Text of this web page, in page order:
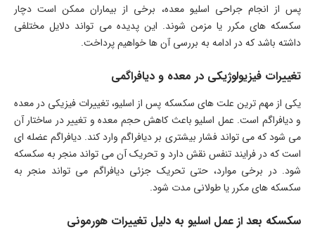
پس از انجام جراحی اسلیو معده، برخی از بیماران ممکن است دچار
سکسکه های مکرر یا مزمن شوند. این پدیده می تواند دلایل مختلفی
داشته باشد که در ادامه به بررسی آن ها خواهیم پرداخت.
تغییرات فیزیولوژیکی در معده و دیافراگمی
یکی از مهم ترین علت های سکسکه پس از اسلیو، تغییرات فیزیکی در معده
و دیافراگم است. عمل اسلیو باعث کاهش حجم معده و تغییر در ساختار آن
می شود که می تواند فشار بیشتری بر دیافراگم وارد کند. دیافراگم عضله ای
است که در فرایند تنفس نقش دارد و تحریک آن می تواند منجر به سکسکه
شود. در برخی موارد، حتی تحریک جزئی دیافراگم می تواند منجر به
سکسکه های مکرر یا طولانی مدت شود.
سکسکه بعد از عمل اسلیو به دلیل تغییرات هورمونی